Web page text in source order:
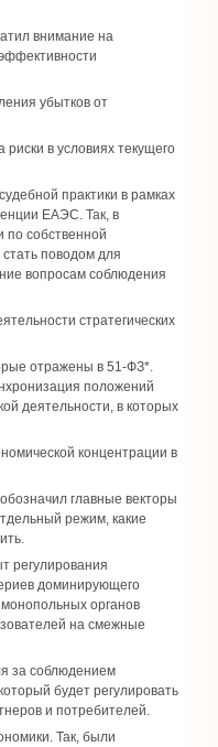
внимание на
убытков от
в условиях текущего
практики в рамках
ЕАЭС. Так, в
по собственной
поводом для
вопросам соблюдения
стратегических
отражены в 51-ФЗ*.
положений
деятельности, в которых
концентрации в
главные векторы
режим, какие
регулирования
доминирующего
органов
на смежные
за соблюдением
будет регулировать
и потребителей.
Так, были